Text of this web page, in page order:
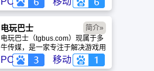
略、评测及视频等内容，是国内较
早一批专注于移动游戏领域的垂直
媒体。
电玩巴士
电玩巴士（tgbus.com）现属于多
牛传媒，是一家专注于解决游戏用
户需求的综合性游戏门户网站，电
玩巴士是一个全面的综合性游戏门
PC 移动
简介»